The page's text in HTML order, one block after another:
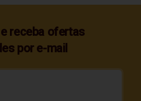
receba ofertas
por e-mail